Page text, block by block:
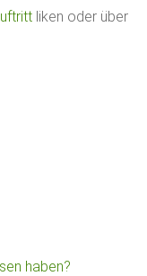
liken oder über
haben?